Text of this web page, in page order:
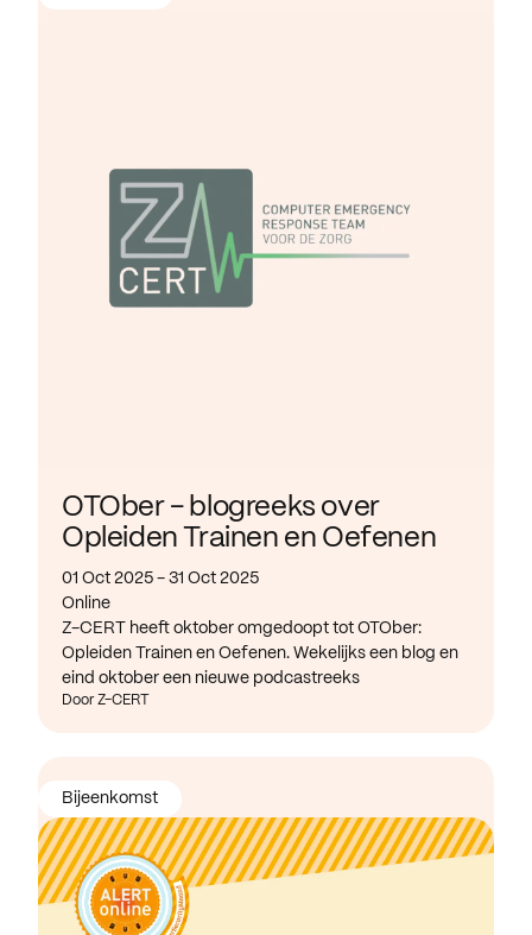
OTOber - blogreeks over
Opleiden Trainen en Oefenen
01 Oct 2025 - 31 Oct 2025
Online
Z-CERT heeft oktober omgedoopt tot OTOber:
Opleiden Trainen en Oefenen. Wekelijks een blog en
eind oktober een nieuwe podcastreeks
Door Z-CERT
Bijeenkomst